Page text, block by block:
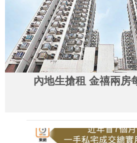
內地生搶租 金禧兩房